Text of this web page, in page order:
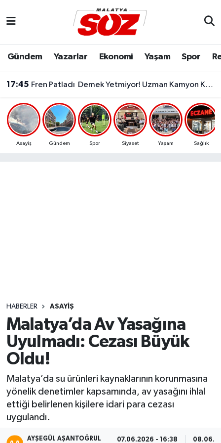
Gündem Yazarlar Ekonomi Yaşam Spor
17:45 Fren Patladı Demek Yetmiyor! Uzman Kamyon Kazalarının Gerçek Sebebini Anlattı
Asayiş Gündem Spor Siyaset Yaşam Sağlık
HABERLER ASAYIŞ
Malatya’da Av Yasağına
Uyulmadı: Cezası Büyük
Oldu!
Malatya’da su ürünleri kaynaklarının korunmasına
yönelik denetimler kapsamında, av yasağını ihlal
ettiği belirlenen kişilere idari para cezası
uygulandı.
AYŞEGÜL AŞANTOĞRUL 07.06.2026 - 16:38
Dünya
Eğitim
Ekonomi
Yaşam
Malatya Nöbetçi Eczaneler
Malatya Namaz Vakitleri
Malatya Trafik Yoğunluk Haritası
Süper Lig Puan Durumu ve Fikstür